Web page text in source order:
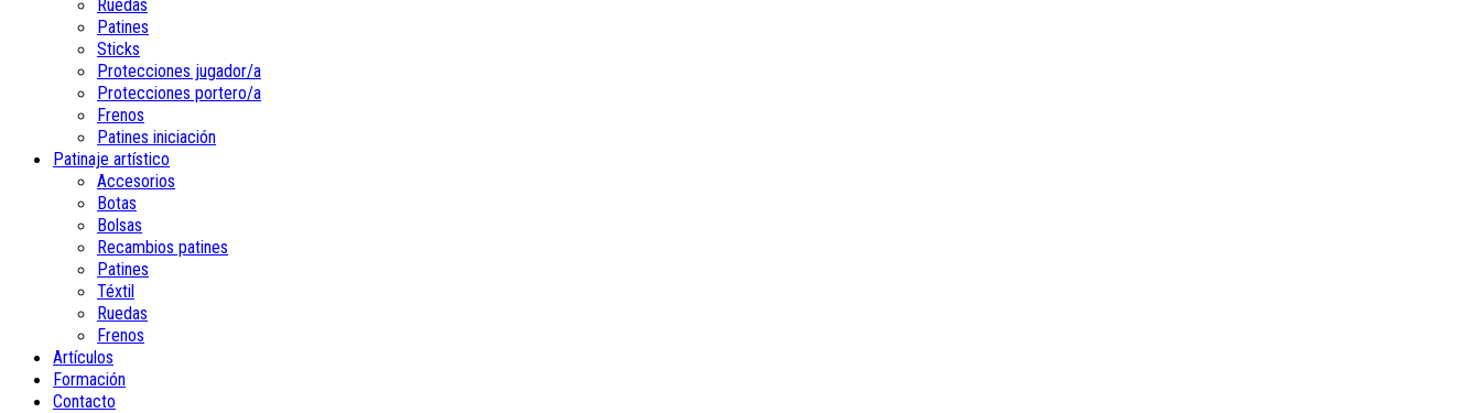
Ruedas
Patines
Sticks
Protecciones jugador/a
Protecciones portero/a
Frenos
Patines iniciación
Patinaje artístico
Accesorios
Botas
Bolsas
Recambios patines
Patines
Téxtil
Ruedas
Frenos
Artículos
Formación
Contacto